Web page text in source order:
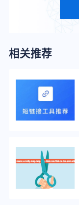
相关推荐